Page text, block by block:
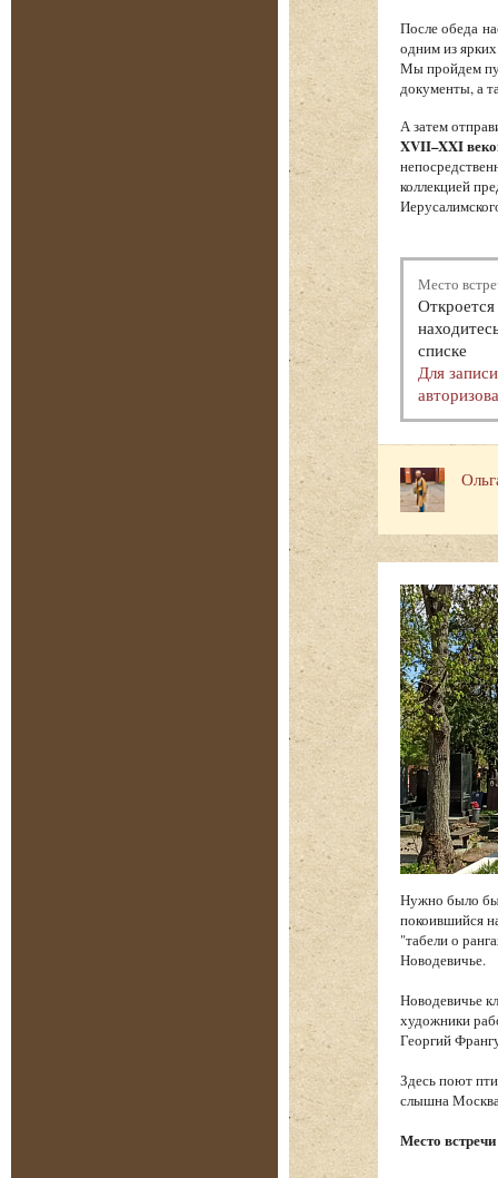
После обеда
одним из
Мы пройдем
документы, а
А затем
XVII–XXI
коллекцией
Место
списке
Для
Нужно было
покоившийся
"табели о
Новодевичье.
Новодевичье
художники
Георгий
Здесь поют
слышна
Место